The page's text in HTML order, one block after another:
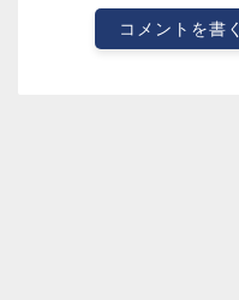
コメントを書く